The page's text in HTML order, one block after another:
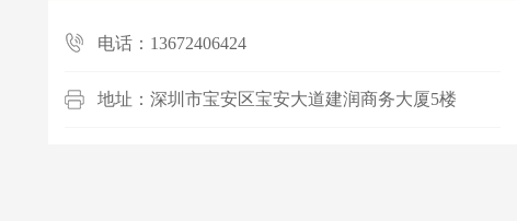
电话：13672406424
地址：深圳市宝安区宝安大道建润商务大厦5楼